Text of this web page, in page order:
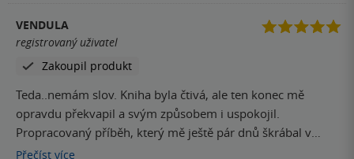
VENDULA
registrovaný uživatel
Zakoupil produkt
Teda..nemám slov. Kniha byla čtivá, ale ten konec mě
opravdu překvapil a svým způsobem i uspokojil.
Propracovaný příběh, který mě ještě pár dnů škrábal v
hlavě. Doporučuji všem, kteří mají rádi napětí až do konce.
Přečíst více